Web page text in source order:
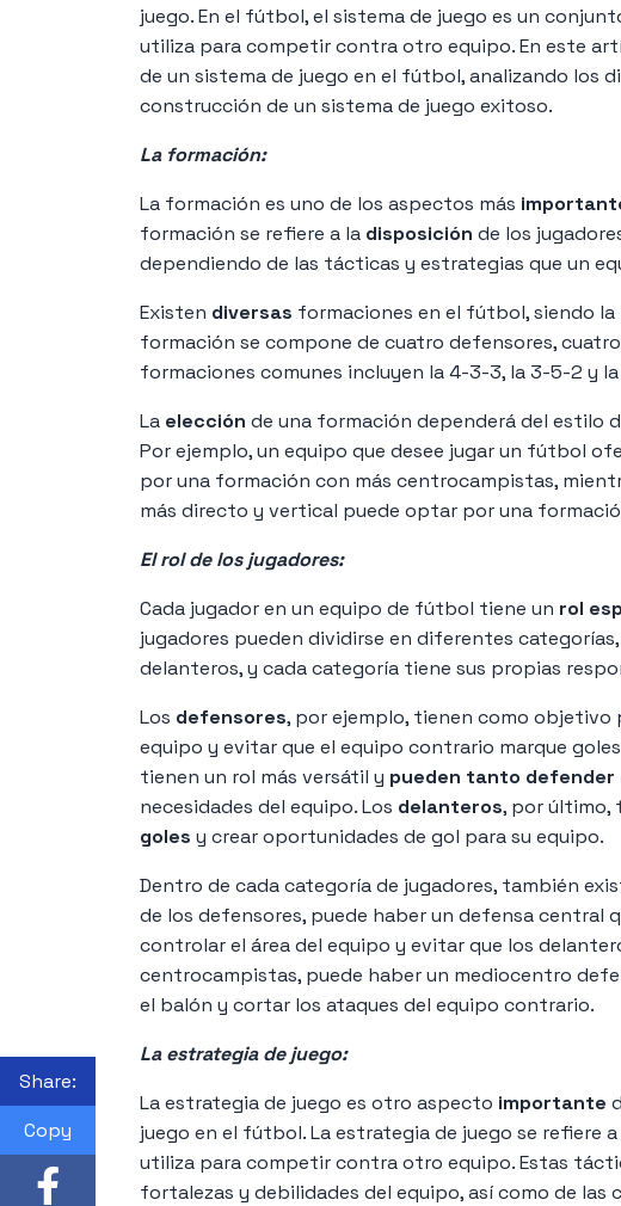
juego. En el fútbol, el sistema de juego es un
utiliza para competir contra otro equipo. En este
de un sistema de juego en el fútbol, analizando los
construcción de un sistema de juego exitoso.
La formación:
La formación es uno de los aspectos más
formación se refiere a la disposición de los
dependiendo de las tácticas y estrategias que un
Existen diversas formaciones en el fútbol, siendo
formación se compone de cuatro defensores,
formaciones comunes incluyen la 4-3-3, la 3-5-2 y
La elección de una formación dependerá del estilo
Por ejemplo, un equipo que desee jugar un fútbol
por una formación con más centrocampistas,
más directo y vertical puede optar por una
El rol de los jugadores:
Cada jugador en un equipo de fútbol tiene un rol
jugadores pueden dividirse en diferentes
delanteros, y cada categoría tiene sus propias
Los defensores, por ejemplo, tienen como objetivo
equipo y evitar que el equipo contrario marque
tienen un rol más versátil y pueden tanto defender
necesidades del equipo. Los delanteros, por último,
goles y crear oportunidades de gol para su equipo.
Dentro de cada categoría de jugadores, también
de los defensores, puede haber un defensa
controlar el área del equipo y evitar que los
centrocampistas, puede haber un mediocentro
el balón y cortar los ataques del equipo contrario.
La estrategia de juego:
La estrategia de juego es otro aspecto importante
juego en el fútbol. La estrategia de juego se refiere
utiliza para competir contra otro equipo. Estas
fortalezas y debilidades del equipo, así como de
Share:
Copy